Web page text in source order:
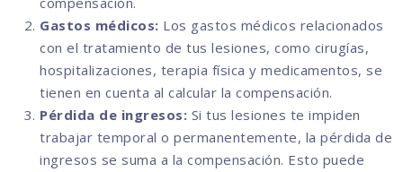
Gastos médicos: Los gastos médicos relacionados
con el tratamiento de tus lesiones, como cirugías,
hospitalizaciones, terapia física y medicamentos, se
tienen en cuenta al calcular la compensación.
Pérdida de ingresos: Si tus lesiones te impiden
trabajar temporal o permanentemente, la pérdida de
ingresos se suma a la compensación. Esto puede